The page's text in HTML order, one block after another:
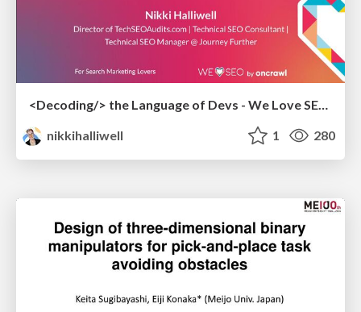
<Decoding/> the Language of Devs - We Love SEO 2024
nikkihalliwell
1 280